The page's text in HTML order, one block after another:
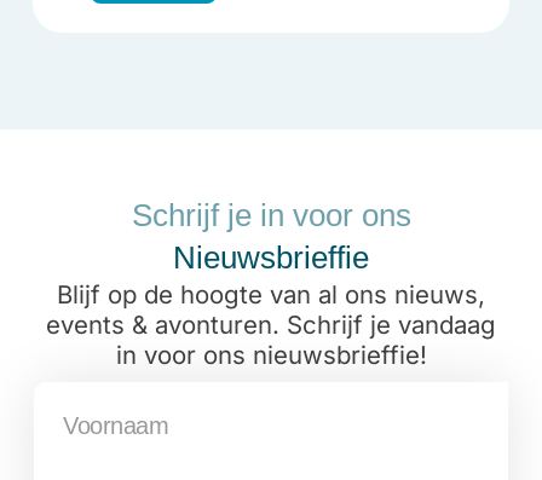
Schrijf je in voor ons
Nieuwsbrieffie
Blijf op de hoogte van al ons nieuws,
events & avonturen. Schrijf je vandaag
in voor ons nieuwsbrieffie!